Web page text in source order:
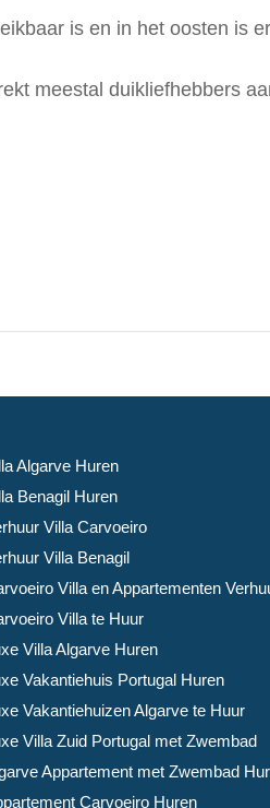
is en in het oosten is
meestal duikliefhebbers
Algarve Huren
Benagil Huren
Villa Carvoeiro
Villa Benagil
Villa en Appartementen
Villa te Huur
Villa Algarve Huren
Vakantiehuis Portugal Huren
Vakantiehuizen Algarve te Huur
Villa Zuid Portugal met Zwembad
Appartement met Zwembad
Carvoeiro Huren